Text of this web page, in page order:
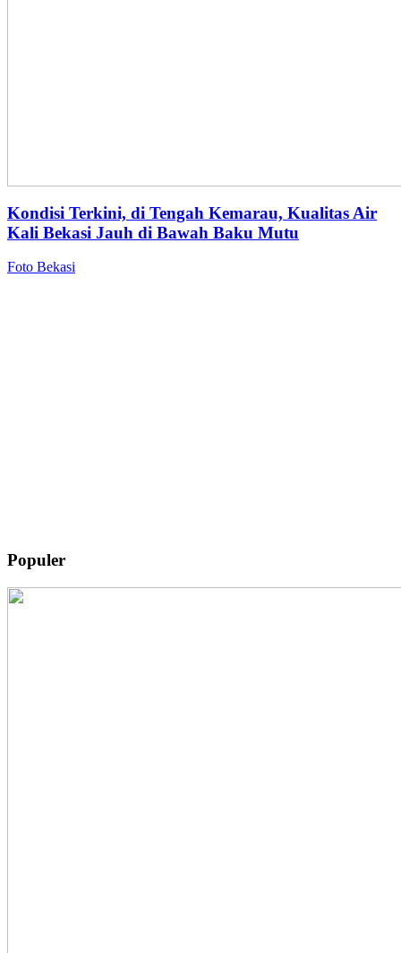
Kondisi Terkini, di Tengah Kemarau, Kualitas Air
Kali Bekasi Jauh di Bawah Baku Mutu
Foto Bekasi
Populer